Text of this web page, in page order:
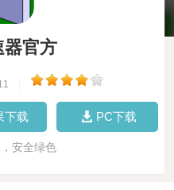
器官方
下载 PC下载
安全绿色